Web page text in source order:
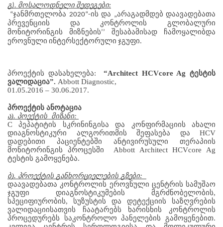
გ). მოსალოდნელი შედეგები:
“ჯანმრთელობა 2020“-ის და „არაგადმდებ დაავადებათა
პრევენციის
და კონტროლის
გლობალური
მონიტორინგის
მიზნების’’ შესაბამისად
ჩამოყალიბდა
ეროვნული ინტერსექტორული ჯგუფი.
პროექტის დასახელება:
“Architect HCVcore Ag ტესტის
ვალიდაცია”. Abbott Diagnostic,
01.05.2016 – 30.06.2017.
პროექტის ანოტაცია
ა). პოექტის  მიზანი:
C პეპატიტის სკრინინგისა და კონფირმაციის ახალი
დიაგნოსტიკური ალგორითმის შეფასება და HCV
დადებითი პაციენტებში ანტივირუსული თერაპიის
მონიტორინგის პროცესში  Abbott Architect HCVcore Ag
ტესტის გამოყენება.
ბ). პროექტის განხორციელების გზები:
დაავადებათა კონტროლის ეროვნული ცენტრის სამუშაო
ჯგუფი
დიაგნოსტიკუმების მგრძნობელობის
სპეციფიურობის, სუზუსტის და დეტექციის
საზღვრების
ვალიდაციისათვის
ჩაატარებს ხარისხის
კონტროლის
პროცედურებს
საკონტროლო პანელების გამოყენებით.